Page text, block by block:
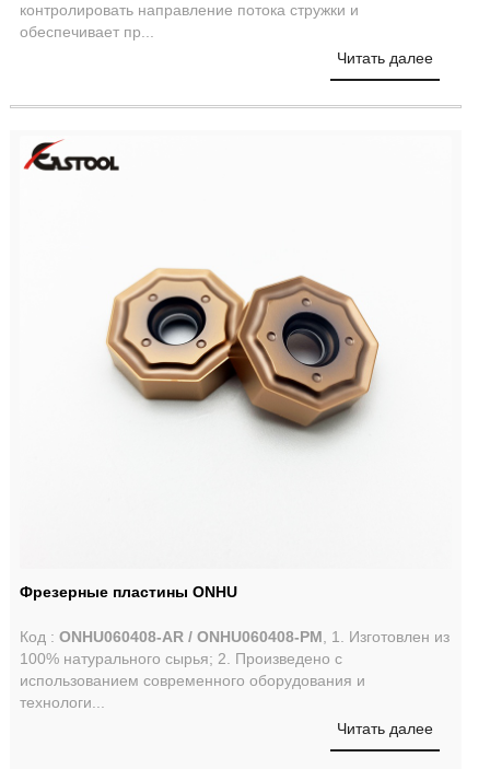
контролировать направление потока стружки и
обеспечивает пр...
Читать далее
Фрезерные пластины ONHU
Код : ONHU060408-AR / ONHU060408-PM , 1. Изготовлен из
100% натурального сырья; 2. Произведено с
использованием современного оборудования и
технологи...
Читать далее